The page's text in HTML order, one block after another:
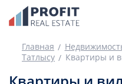
Главная
Татлысу